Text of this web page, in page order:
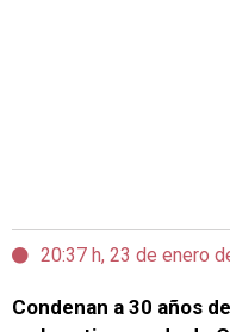
20:37 h, 23 de enero
Condenan a 30 años